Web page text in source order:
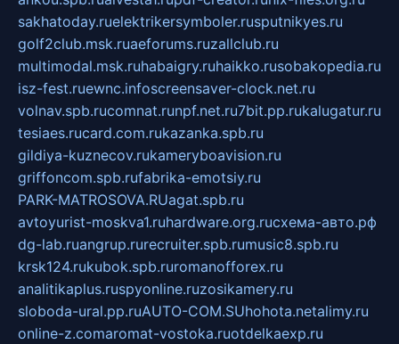
sakhatoday.ruelektrikersymboler.rusputnikyes.ru
golf2club.msk.ruaeforums.ruzallclub.ru
multimodal.msk.ruhabaigry.ruhaikko.rusobakopedia.ru
isz-fest.ruewnc.infoscreensaver-clock.net.ru
volnav.spb.rucomnat.runpf.net.ru7bit.pp.rukalugatur.ru
tesiaes.rucard.com.rukazanka.spb.ru
gildiya-kuznecov.rukameryboavision.ru
griffoncom.spb.rufabrika-emotsiy.ru
PARK-MATROSOVA.RUagat.spb.ru
avtoyurist-moskva1.ruhardware.org.ruсхема-авто.рф
dg-lab.ruangrup.rurecruiter.spb.rumusic8.spb.ru
krsk124.rukubok.spb.ruromanofforex.ru
analitikaplus.ruspyonline.ruzosikamery.ru
sloboda-ural.pp.ruAUTO-COM.SUhohota.netalimy.ru
online-z.comaromat-vostoka.ruotdelkaexp.ru